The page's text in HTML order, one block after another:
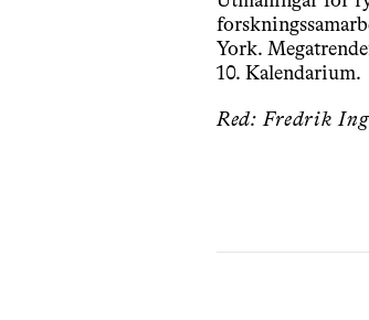
York.
10. Kalendarium.
Red: Fredrik